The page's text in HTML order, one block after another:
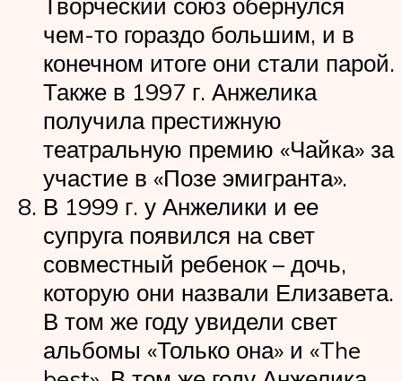
чем-то гораздо большим, и в
конечном итоге они стали парой.
Также в 1997 г. Анжелика
получила престижную
театральную премию «Чайка» за
участие в «Позе эмигранта».
В 1999 г. у Анжелики и ее
супруга появился на свет
совместный ребенок – дочь,
которую они назвали Елизавета.
В том же году увидели свет
альбомы «Только она» и «The